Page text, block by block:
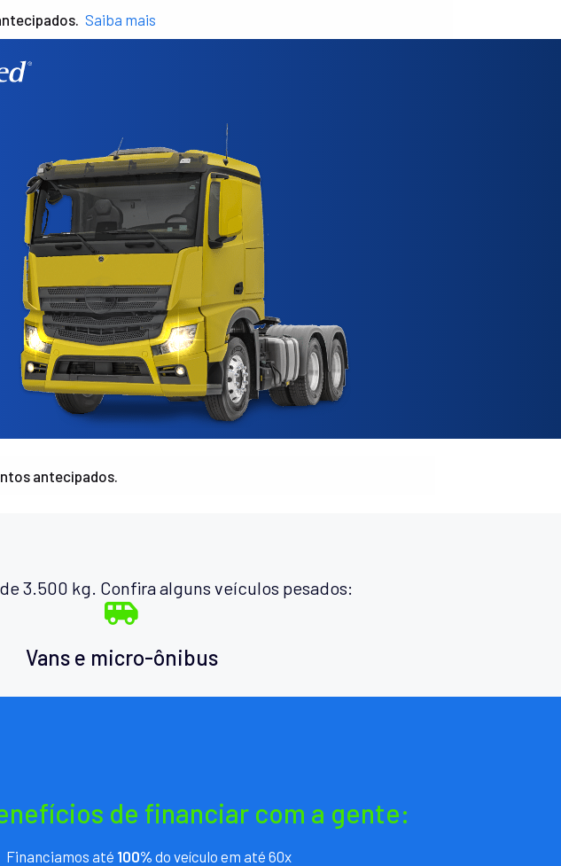
Saiba mais
antecipados.
3.500 kg. Confira alguns veículos pesados:
Vans e micro-ônibus
de financiar com a gente:
Financiamos até 100% do veículo em até 60x